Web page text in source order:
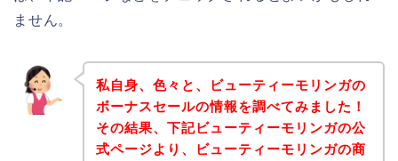
ません。
私自身、色々と、ビューティーモリンガの
ボーナスセールの情報を調べてみました！
その結果、下記ビューティーモリンガの公
式ページより、ビューティーモリンガの商